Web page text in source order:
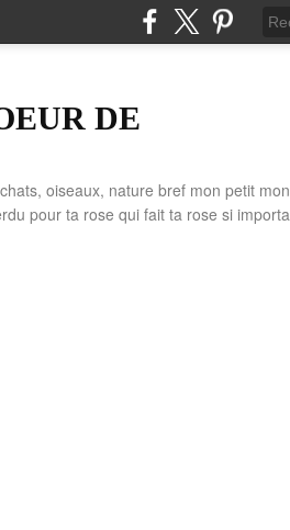
DE
oiseaux, nature bref mon petit
pour ta rose qui fait ta rose si